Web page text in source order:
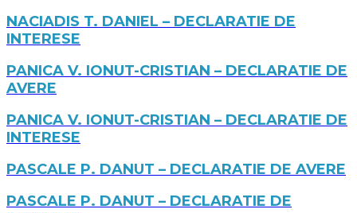
NACIADIS T. DANIEL – DECLARATIE DE
INTERESE
PANICA V. IONUT-CRISTIAN – DECLARATIE DE
AVERE
PANICA V. IONUT-CRISTIAN – DECLARATIE DE
INTERESE
PASCALE P. DANUT – DECLARATIE DE AVERE
PASCALE P. DANUT – DECLARATIE DE